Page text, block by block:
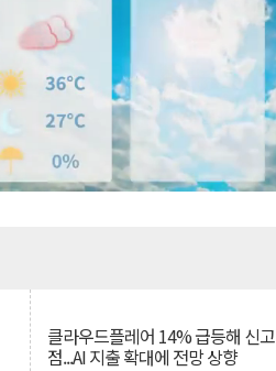
클라우드플레어 14% 급등해 신고
점...AI 지출 확대에 전망 상향